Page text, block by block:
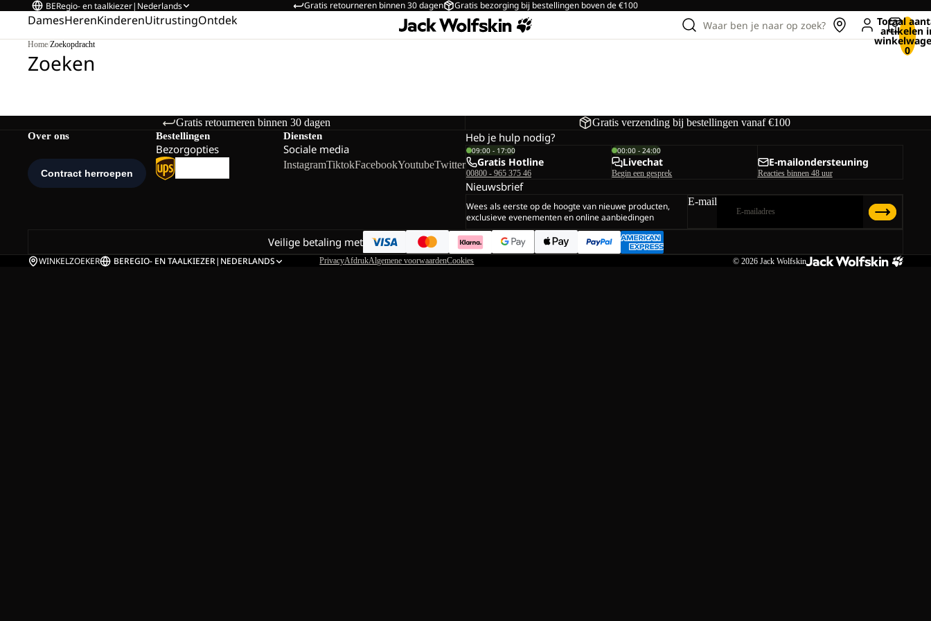
Gratis retourneren binnen 30 dagen Gratis bezorging bij bestellingen boven de €100
BERegio- en taalkiezer| Nederlands
DamesHerenKinderenUitrustingOntdek Waar ben je naar op zoek? Totaal
artikelen
0
Home/Zoekopdracht
Zoeken
Gratis retourneren binnen 30 dagen Gratis verzending bij bestellingen vanaf €100
Over ons Bestellingen
Bezorgopties
Diensten
Sociale media
InstagramTiktokFacebookYoutubeTwitter
Heb je hulp nodig?
09:00 - 17:00
Gratis Hotline
00800 - 965 375 46
00:00 - 24:00
Livechat
Begin een gesprek
E-mailondersteuning
Reacties binnen 48 uur
Nieuwsbrief
Wees als eerste op de hoogte van nieuwe producten,
exclusieve evenementen en online aanbiedingen
E-mail
Veilige betaling met
WINKELZOEKER BEREGIO- EN TAALKIEZER| NEDERLANDS PrivacyAfdrukAlgemene voorwaardenCookies © 2026 Jack Wolfskin